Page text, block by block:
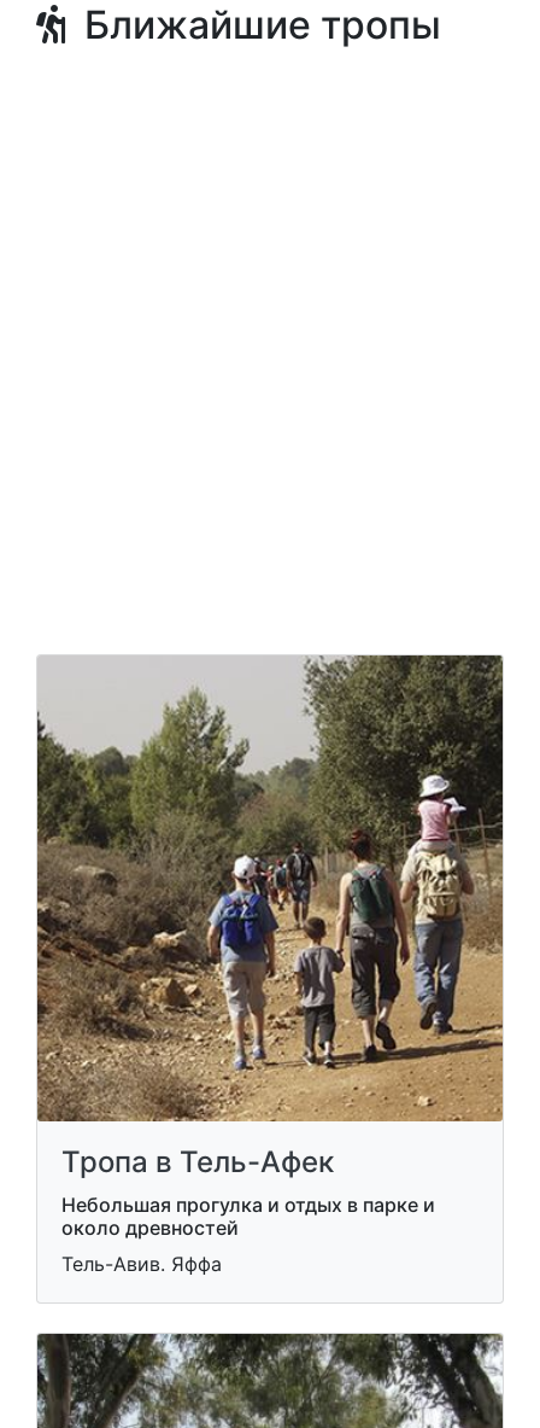
Ближайшие тропы
Тропа в Тель-Афек
Небольшая прогулка и отдых в парке и
около древностей
Тель-Авив. Яффа